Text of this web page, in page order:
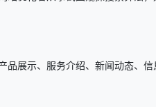
展示、服务介绍、新闻动态、